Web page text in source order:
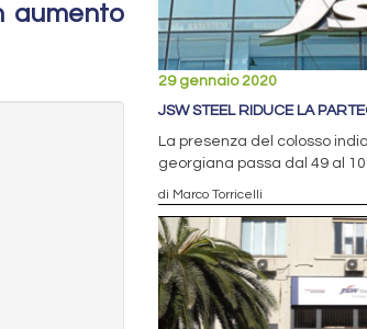
aumento
29 gennaio 2020
JSW STEEL RIDUCE LA
La presenza del colosso
georgiana passa dal 49 al
di Marco Torricelli